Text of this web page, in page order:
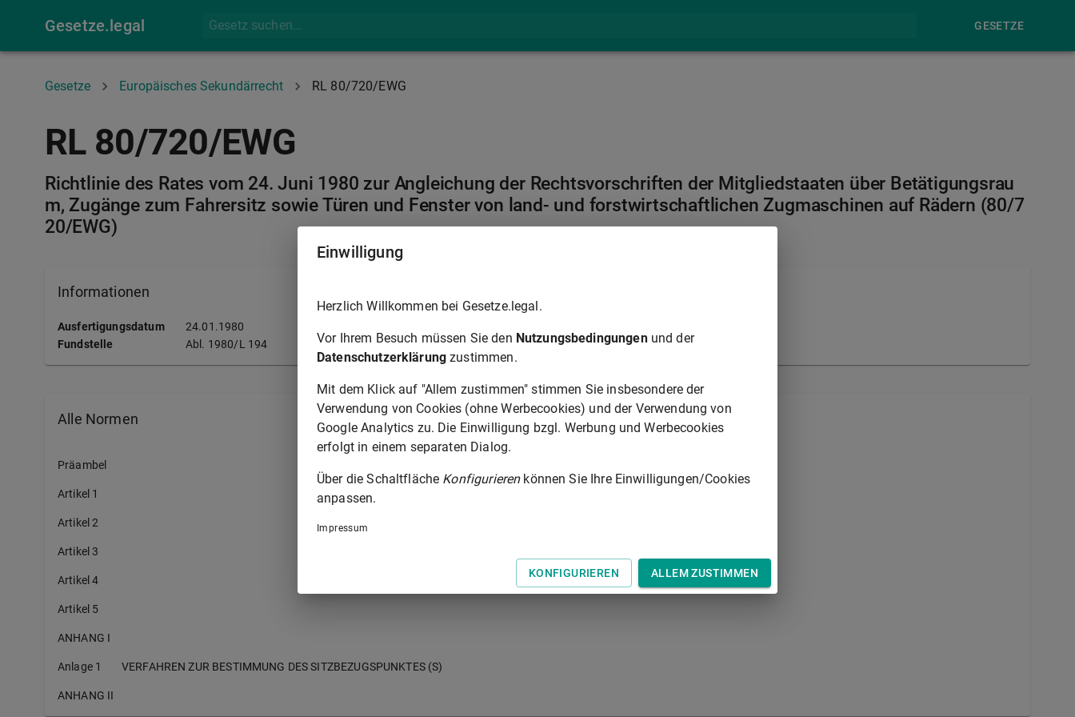
Gesetze.legal GESETZE
Gesetze Europäisches Sekundärrecht RL 80/720/EWG
RL 80/720/EWG
Richtlinie des Rates vom 24. Juni 1980 zur Angleichung der Rechtsvorschriften der Mitgliedstaaten über Betätigungsrau
m, Zugänge zum Fahrersitz sowie Türen und Fenster von land- und forstwirtschaftlichen Zugmaschinen auf Rädern (80/7
20/EWG)
Informationen
Ausfertigungsdatum
24.01.1980
Fundstelle
Abl. 1980/L 194
Alle Normen
Präambel
Artikel 1
Artikel 2
Artikel 3
Artikel 4
Artikel 5
ANHANG I
Anlage 1 VERFAHREN ZUR BESTIMMUNG DES SITZBEZUGSPUNKTES (S)
ANHANG II
Einwilligung
Herzlich Willkommen bei Gesetze.legal.
Vor Ihrem Besuch müssen Sie den Nutzungsbedingungenund der
Datenschutzerklärung zustimmen.
Mit dem Klick auf "Allem zustimmen" stimmen Sie insbesondere der
Verwendung von Cookies (ohne Werbecookies) und der Verwendung von
Google Analytics zu. Die Einwilligung bzgl. Werbung und Werbecookies
erfolgt in einem separaten Dialog.
Über die Schaltfläche Konfigurierenkönnen Sie Ihre Einwilligungen/Cookies
anpassen.
Impressum
KONFIGURIEREN ALLEM ZUSTIMMEN